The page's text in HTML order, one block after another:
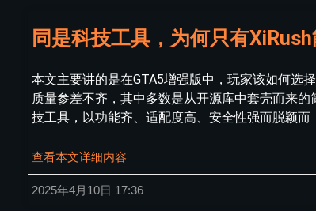
同是科技工具，为何只有
本文主要讲的是在GTA5增强版中，玩家该如何选
质量参差不齐，其中多数是从开源库中套壳而来
技工具，以功能齐、适配度高、安全性强而脱颖而
查看本文详细内容
2025年4月10日 17:36